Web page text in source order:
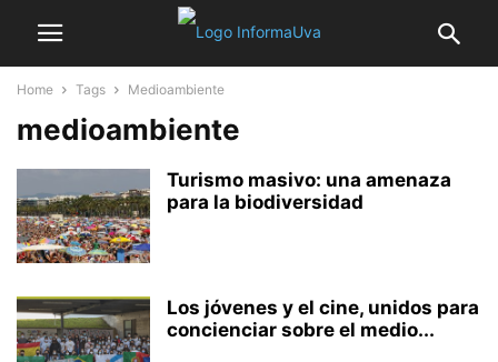
Home Tags Medioambiente
medioambiente
Turismo masivo: una amenaza
para la biodiversidad
Los jóvenes y el cine, unidos para
concienciar sobre el medio...